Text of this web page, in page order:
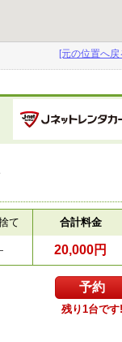
[元の位置へ戻
て 合計料金
20,000円
予約
残り1台です!